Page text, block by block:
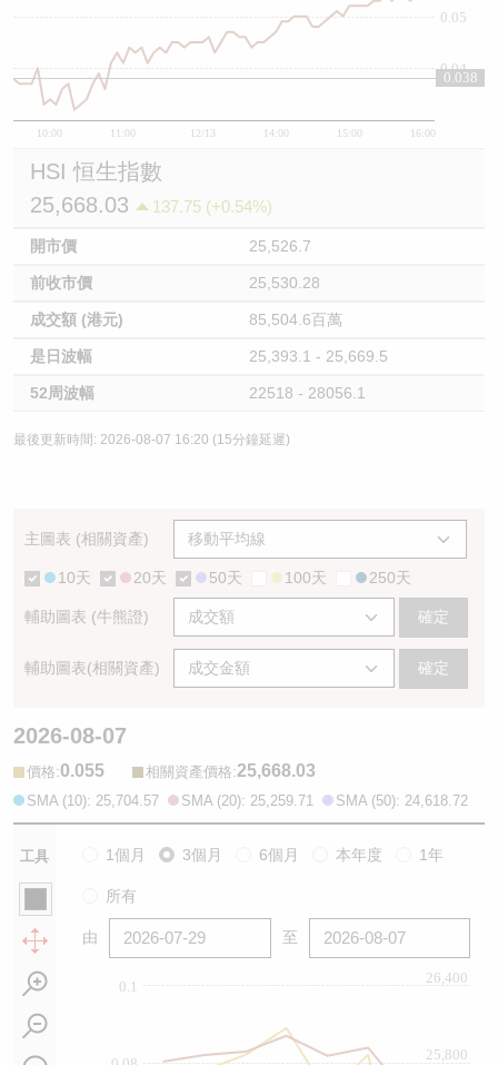
10:00 11:00 12/13 14:00 15:00 16:00
0.04
0.05
0.038
HSI 恒生指數
25,668.03
137.75 (+0.54%)
開市價 25,526.7
前收市價 25,530.28
成交額 (港元) 85,504.6百萬
是日波幅 25,393.1 - 25,669.5
52周波幅 22518 - 28056.1
最後更新時間: 2026-08-07 16:20 (15分鐘延遲)
主圖表 (相關資產)
10天 20天 50天 100天 250天
輔助圖表 (牛熊證) 確定
輔助圖表(相關資產) 確定
2026-08-07
價格:0.055 相關資產價格:25,668.03
SMA (10): 25,704.57 SMA (20): 25,259.71 SMA (50): 24,618.72
工具 1個月 3個月 6個月 本年度 1年
所有
由 至
0.1
25,800
26,400